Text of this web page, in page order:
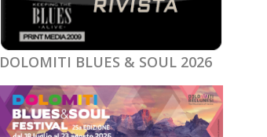
DOLOMITI BLUES & SOUL 2026